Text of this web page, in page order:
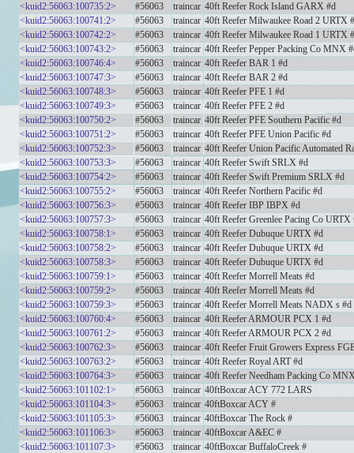
<kuid2:56063:100735:2>
#56063 traincar 40ft Reefer Rock Island GARX #d
<kuid2:56063:100741:2>
#56063 traincar 40ft Reefer Milwaukee Road 2 URTX
<kuid2:56063:100742:2>
#56063 traincar 40ft Reefer Milwaukee Road 1 URTX
<kuid2:56063:100743:2>
#56063 traincar 40ft Reefer Pepper Packing Co MNX
<kuid2:56063:100746:4>
#56063 traincar 40ft Reefer BAR 1 #d
<kuid2:56063:100747:3>
#56063 traincar 40ft Reefer BAR 2 #d
<kuid2:56063:100748:3>
#56063 traincar 40ft Reefer PFE 1 #d
<kuid2:56063:100749:3>
#56063 traincar 40ft Reefer PFE 2 #d
<kuid2:56063:100750:2>
#56063 traincar 40ft Reefer PFE Southern Pacific #d
<kuid2:56063:100751:2>
#56063 traincar 40ft Reefer PFE Union Pacific #d
<kuid2:56063:100752:3>
#56063 traincar 40ft Reefer Union Pacific Automated
<kuid2:56063:100753:3>
#56063 traincar 40ft Reefer Swift SRLX #d
<kuid2:56063:100754:2>
#56063 traincar 40ft Reefer Swift Premium SRLX #d
<kuid2:56063:100755:2>
#56063 traincar 40ft Reefer Northern Pacific #d
<kuid2:56063:100756:3>
#56063 traincar 40ft Reefer IBP IBPX #d
<kuid2:56063:100757:3>
#56063 traincar 40ft Reefer Greenlee Pacing Co URTX
<kuid2:56063:100758:1>
#56063 traincar 40ft Reefer Dubuque URTX #d
<kuid2:56063:100758:2>
#56063 traincar 40ft Reefer Dubuque URTX #d
<kuid2:56063:100758:3>
#56063 traincar 40ft Reefer Dubuque URTX #d
<kuid2:56063:100759:1>
#56063 traincar 40ft Reefer Morrell Meats #d
<kuid2:56063:100759:2>
#56063 traincar 40ft Reefer Morrell Meats #d
<kuid2:56063:100759:3>
#56063 traincar 40ft Reefer Morrell Meats NADX s #d
<kuid2:56063:100760:4>
#56063 traincar 40ft Reefer ARMOUR PCX 1 #d
<kuid2:56063:100761:2>
#56063 traincar 40ft Reefer ARMOUR PCX 2 #d
<kuid2:56063:100762:3>
#56063 traincar 40ft Reefer Fruit Growers Express
<kuid2:56063:100763:2>
#56063 traincar 40ft Reefer Royal ART #d
<kuid2:56063:100764:3>
#56063 traincar 40ft Reefer Needham Packing Co
<kuid2:56063:101102:1>
#56063 traincar 40ftBoxcar ACY 772 LARS
<kuid2:56063:101104:3>
#56063 traincar 40ftBoxcar ACY #
<kuid2:56063:101105:3>
#56063 traincar 40ftBoxcar The Rock #
<kuid2:56063:101106:3>
#56063 traincar 40ftBoxcar A&EC #
<kuid2:56063:101107:3>
#56063 traincar 40ftBoxcar BuffaloCreek #